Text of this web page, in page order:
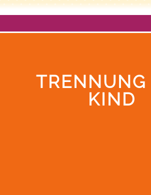
KIND